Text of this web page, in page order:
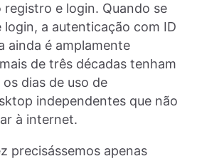
e login. Quando se
a autenticação com ID
ainda é amplamente
de três décadas tenham
dias de uso de
independentes que não
à internet.
precisássemos apenas